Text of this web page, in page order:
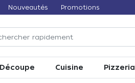
Nouveautés Promotions
Cuisine Pizzeria